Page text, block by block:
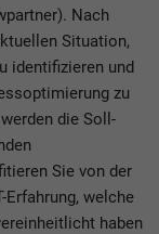
Nach
Situation,
identifizieren und
zu
die Soll-
Sie von der
Erfahrung, welche
haben